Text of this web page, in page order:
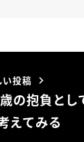
い投稿
の抱負とし
えてみる